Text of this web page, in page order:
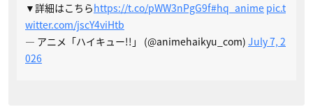
▼詳細はこちらhttps://t.co/pWW3nPgG9f#hq_anime pic.t
witter.com/jscY4viHtb
— アニメ「ハイキュー!!」 (@animehaikyu_com) July 7, 2
026